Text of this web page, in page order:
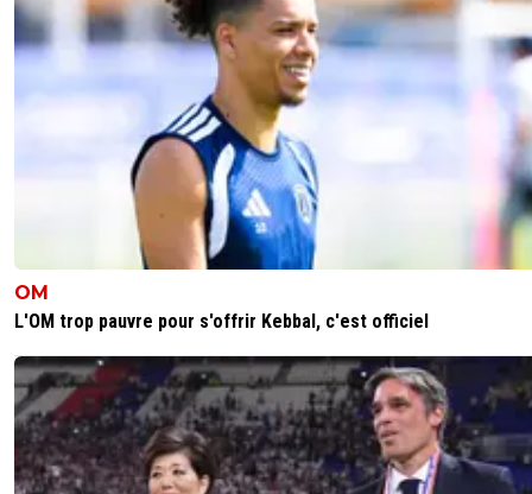
Ou ailleurs ...
+ Répondre
OM
L'OM trop pauvre pour s'offrir Kebbal, c'est officiel